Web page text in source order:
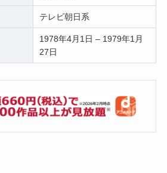
テレビ朝日系
1978年4月1日 – 1979年1月
27日